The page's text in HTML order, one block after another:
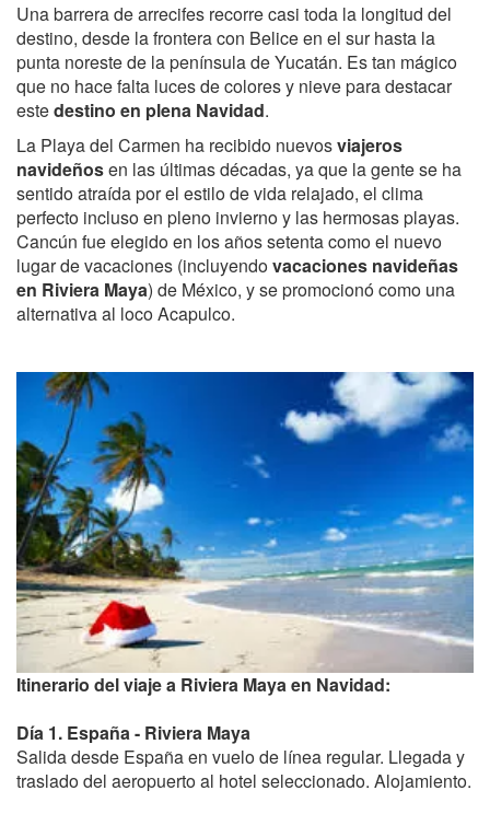
Una barrera de arrecifes recorre casi toda la longitud del
destino, desde la frontera con Belice en el sur hasta la
punta noreste de la península de Yucatán. Es tan mágico
que no hace falta luces de colores y nieve para destacar
estedestino en plena Navidad.
La Playa del Carmen ha recibido nuevosviajeros
navideñosen las últimas décadas, ya que la gente se ha
sentido atraída por el estilo de vida relajado, el clima
perfecto incluso en pleno invierno y las hermosas playas.
Cancún fue elegido en los años setenta como el nuevo
lugar de vacaciones (incluyendovacaciones navideñas
en Riviera Maya) de México, y se promocionó como una
alternativa al loco Acapulco.
Itinerario del viaje a Riviera Maya en Navidad:
Día 1. España - Riviera Maya
Salida desde España en vuelo de línea regular. Llegada y
traslado del aeropuerto al hotel seleccionado. Alojamiento.